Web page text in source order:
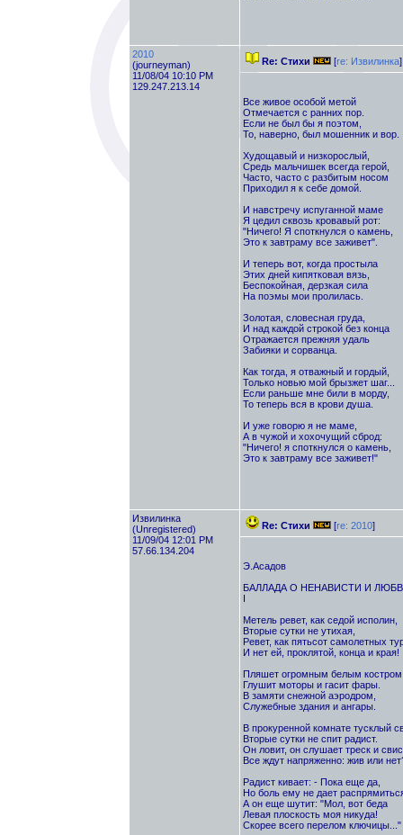
2010
(journeyman)
11/08/04 10:10 PM
129.247.213.14
Re: Стихи [re: Извилинка]
Все живое особой метой
Отмечается с ранних пор.
Если не был бы я поэтом,
То, наверно, был мошенник и вор.
Худощавый и низкорослый,
Средь мальчишек всегда герой,
Часто, часто с разбитым носом
Приходил я к себе домой.
И навстречу испуганной маме
Я цедил сквозь кровавый рот:
"Ничего! Я споткнулся о камень,
Это к завтраму все заживет".
И теперь вот, когда простыла
Этих дней кипятковая вязь,
Беспокойная, дерзкая сила
На поэмы мои пролилась.
Золотая, словесная груда,
И над каждой строкой без конца
Отражается прежняя удаль
Забияки и сорванца.
Как тогда, я отважный и гордый,
Только новью мой брызжет шаг...
Если раньше мне били в морду,
То теперь вся в крови душа.
И уже говорю я не маме,
А в чужой и хохочущий сброд:
"Ничего! я споткнулся о камень,
Это к завтраму все заживет!"
Извилинка
(Unregistered)
11/09/04 12:01 PM
57.66.134.204
Re: Стихи [re: 2010]
Э.Асадов
БАЛЛАДА О НЕНАВИСТИ И
I
Метель ревет, как седой исполин,
Вторые сутки не утихая,
Ревет, как пятьсот самолетных
И нет ей, проклятой, конца и края!
Пляшет огромным белым
Глушит моторы и гасит фары.
В замяти снежной аэродром,
Служебные здания и ангары.
В прокуренной комнате тусклый
Вторые сутки не спит радист.
Он ловит, он слушает треск и
Все ждут напряженно: жив или
Радист кивает: - Пока еще да,
Но боль ему не дает
А он еще шутит: "Мол, вот беда
Левая плоскость моя никуда!
Скорее всего перелом ключицы..."